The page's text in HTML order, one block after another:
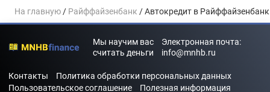
На главную / Райффайзенбанк / Автокредит в Райффайзенбанк
Мы научим вас
считать деньги
Электронная почта:
info@mnhb.ru
Контакты
Политика обработки персональных данных
Пользовательское соглашение
Полезная информация